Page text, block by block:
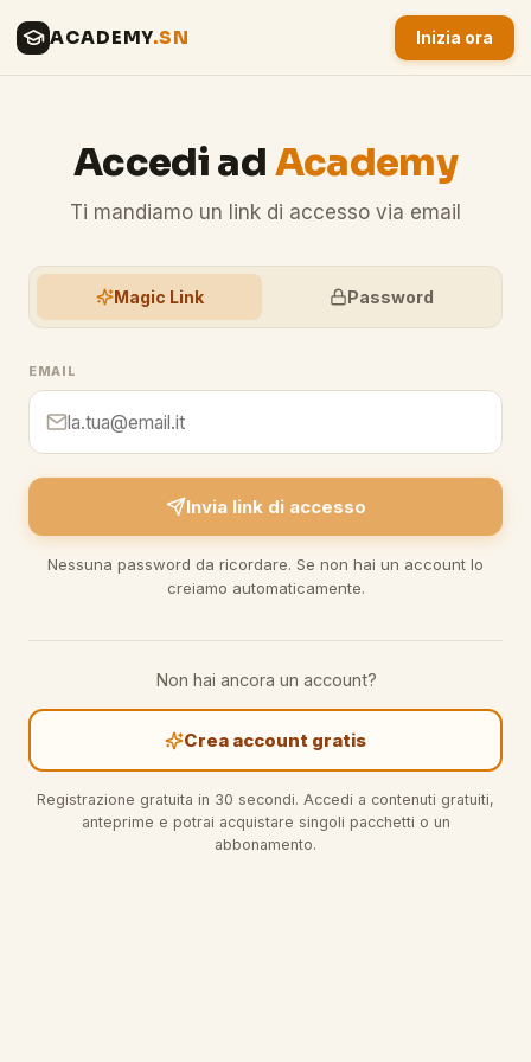
ACADEMY.SN Inizia ora
Accedi ad Academy
Ti mandiamo un link di accesso via email
Magic Link Password
EMAIL
Invia link di accesso
Nessuna password da ricordare. Se non hai un account lo
creiamo automaticamente.
Non hai ancora un account?
Crea account gratis
Registrazione gratuita in 30 secondi. Accedi a contenuti gratuiti,
anteprime e potrai acquistare singoli pacchetti o un
abbonamento.